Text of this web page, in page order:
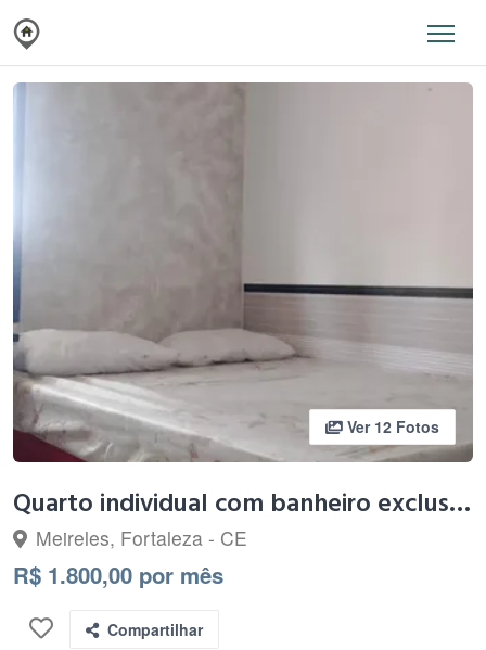
Ver 12 Fotos
Quarto individual com banheiro exclusivo...
Meireles, Fortaleza - CE
R$ 1.800,00 por mês
Compartilhar